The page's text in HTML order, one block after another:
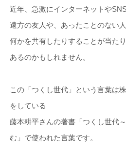
近年、急激にインターネットや
遠方の友人や、あったことのない
何かを共有したりすることが当た
あるのかもしれません。
この「つくし世代」という言葉は
をしている
藤本耕平さんの著書「つくし世代
む」で使われた言葉です。